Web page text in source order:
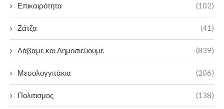
Επικαιρότητα (102)
Ζάτζα (41)
Λάβαμε και Δημοσιεύουμε (839)
Μεσολογγιτάκια (206)
Πολιτισμος (138)